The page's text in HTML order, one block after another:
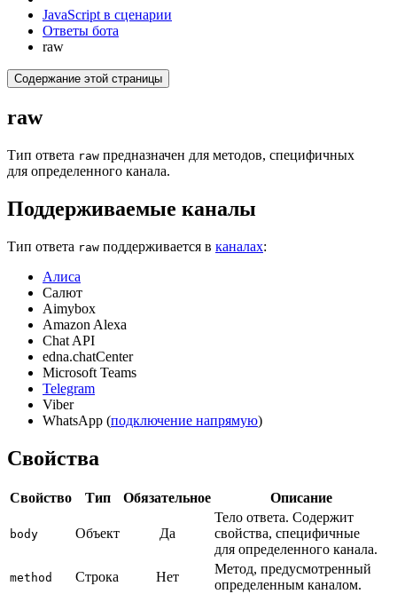
JavaScript в сценарии
Ответы бота
raw
Содержание этой страницы
raw
Тип ответа raw предназначен для методов, специфичных
для определенного канала.
Поддерживаемые каналы
Тип ответа raw поддерживается в каналах:
Алиса
Салют
Aimybox
Amazon Alexa
Chat API
edna.chatCenter
Microsoft Teams
Telegram
Viber
WhatsApp (подключение напрямую)
Свойства
Свойство Тип Обязательное Описание
body Объект Да
Тело ответа. Содержит
свойства, специфичные
для определенного канала.
method Строка Нет
Метод, предусмотренный
определенным каналом.